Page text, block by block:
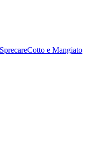
Cotto e Mangiato